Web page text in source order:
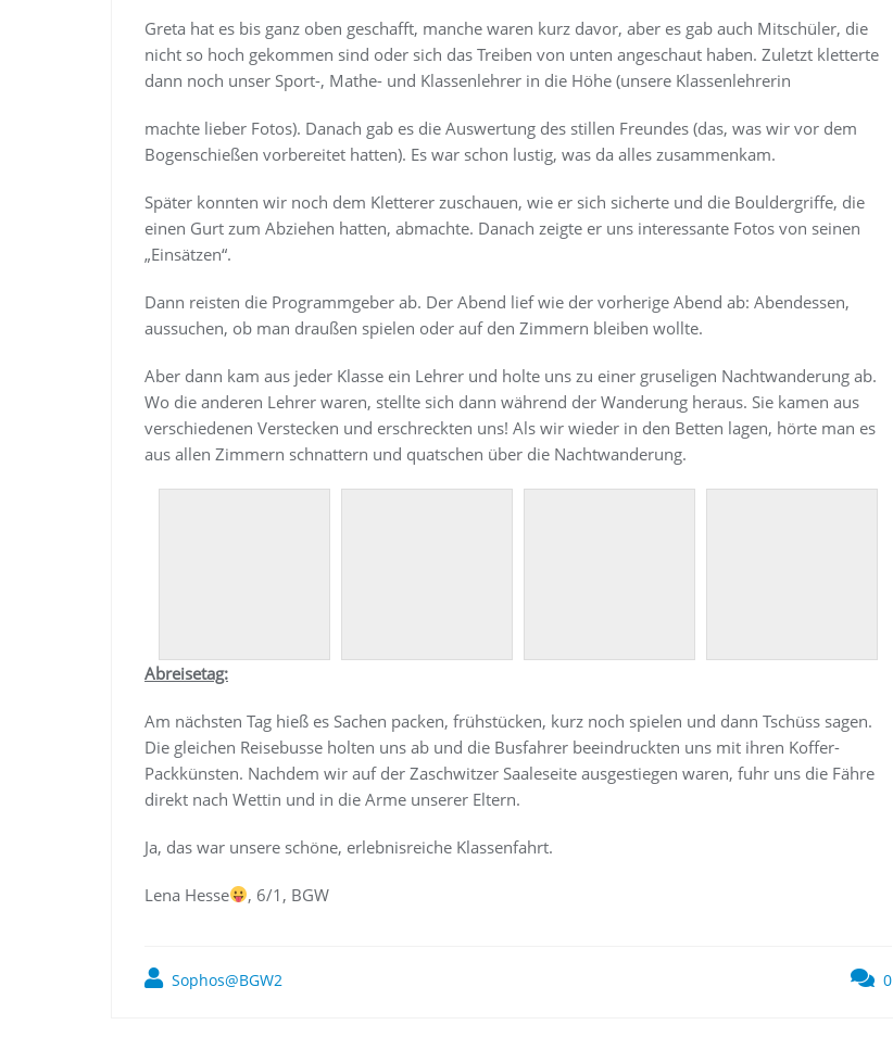
Greta hat es bis ganz oben geschafft, manche waren kurz davor, aber es gab auch Mitschüler, die
nicht so hoch gekommen sind oder sich das Treiben von unten angeschaut haben. Zuletzt kletterte
dann noch unser Sport-, Mathe- und Klassenlehrer in die Höhe (unsere Klassenlehrerin
machte lieber Fotos). Danach gab es die Auswertung des stillen Freundes (das, was wir vor dem
Bogenschießen vorbereitet hatten). Es war schon lustig, was da alles zusammenkam.
Später konnten wir noch dem Kletterer zuschauen, wie er sich sicherte und die Bouldergriffe, die
einen Gurt zum Abziehen hatten, abmachte. Danach zeigte er uns interessante Fotos von seinen
„Einsätzen“.
Dann reisten die Programmgeber ab. Der Abend lief wie der vorherige Abend ab: Abendessen,
aussuchen, ob man draußen spielen oder auf den Zimmern bleiben wollte.
Aber dann kam aus jeder Klasse ein Lehrer und holte uns zu einer gruseligen Nachtwanderung ab.
Wo die anderen Lehrer waren, stellte sich dann während der Wanderung heraus. Sie kamen aus
verschiedenen Verstecken und erschreckten uns! Als wir wieder in den Betten lagen, hörte man es
aus allen Zimmern schnattern und quatschen über die Nachtwanderung.
Abreisetag:
Am nächsten Tag hieß es Sachen packen, frühstücken, kurz noch spielen und dann Tschüss sagen.
Die gleichen Reisebusse holten uns ab und die Busfahrer beeindruckten uns mit ihren Koffer-
Packkünsten. Nachdem wir auf der Zaschwitzer Saaleseite ausgestiegen waren, fuhr uns die Fähre
direkt nach Wettin und in die Arme unserer Eltern.
Ja, das war unsere schöne, erlebnisreiche Klassenfahrt.
Lena Hesse , 6/1, BGW
Sophos@BGW2 0